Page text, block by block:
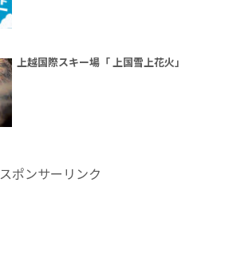
上越国際スキー場「 上国雪上花火」
スポンサーリンク